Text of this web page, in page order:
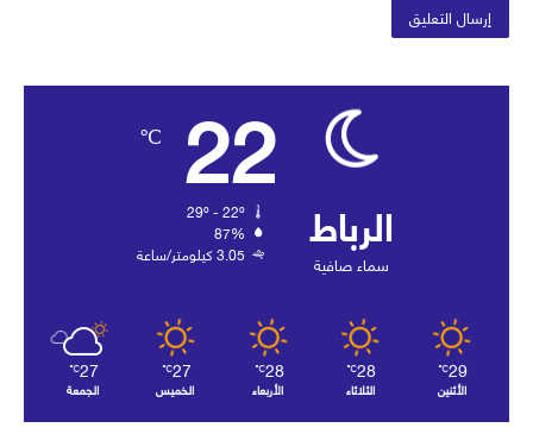
الرباط
سماء صافية
22
℃
87%
3.05 كيلومتر/ساعة
29
℃
الأثنين
28
℃
الثلاثاء
28
℃
الأربعاء
27
℃
الخميس
27
℃
الجمعة